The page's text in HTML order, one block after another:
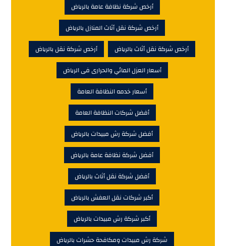
أرخص شركة نظافة عامة بالرياض
أرخص شركة نقل أثاث المنازل بالرياض
أرخص شركة نقل أثاث بالرياض
أرخص شركة نقل بالرياض
أسعار العزل المائي والحرارى فى الرياض
أسعار خدمه النظافة العامة
أفضل شركات النظافة العامة
أفضل شركة رش مبيدات بالرياض
أفضل شركة نظافة عامة بالرياض
أفضل شركة نقل أثاث بالرياض
أكبر شركات نقل العفش بالرياض
أكبر شركة رش مبيدات بالرياض
شركة رش مبيدات ومكافحة حشرات بالرياض